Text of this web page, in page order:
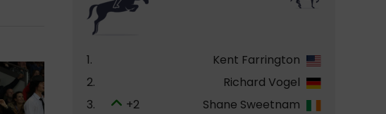
1.
Kent Farrington
2.
Richard Vogel
3.
+2
Shane Sweetnam